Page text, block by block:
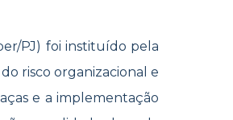
PJ) foi instituído pela
risco organizacional e
e a implementação